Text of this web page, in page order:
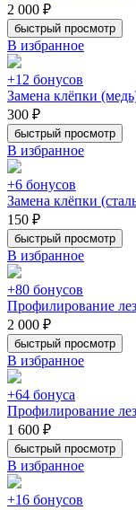
2 000 ₽
быстрый просмотр
В избранное
+12 бонусов
Замена клёпки
300 ₽
быстрый просмотр
В избранное
+6 бонусов
Замена клёпки
150 ₽
быстрый просмотр
В избранное
+80 бонусов
Профилирование
2 000 ₽
быстрый просмотр
В избранное
+64 бонуса
Профилирование
1 600 ₽
быстрый просмотр
В избранное
+16 бонусов